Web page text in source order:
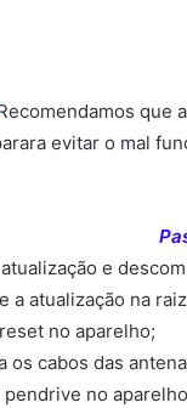
que
evitar o mal
e
a atualização na
no aparelho;
os cabos das
no